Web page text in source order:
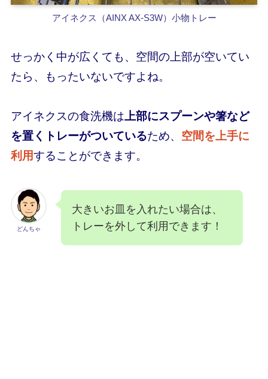
アイネクス（AINX AX-S3W）小物トレー
せっかく中が広くても、空間の上部が空いてい
たら、もったいないですよね。
アイネクスの食洗機は上部にスプーンや箸など
を置くトレーがついているため、 空間を上手に
利用することができます。
どんちゃ
大きいお皿を入れたい場合は、
トレーを外して利用できます！